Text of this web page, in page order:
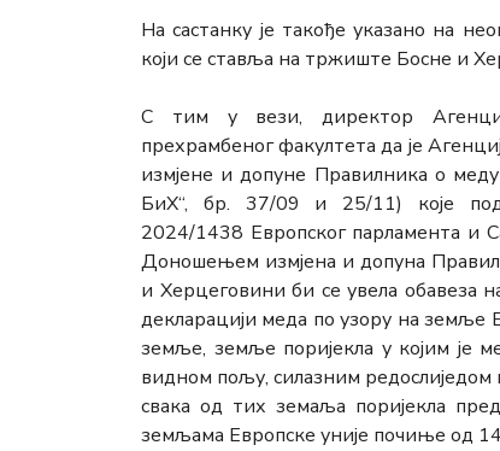
На састанку је такође указано на
који се ставља на тржиште Босне и
С тим у вези, директор
прехрамбеног факултета да је
измјене и допуне Правилника о
БиХ“, бр. 37/09 и 25/11) које
2024/1438 Европског парламента и
Доношењем измјена и допуна
и Херцеговини би се увела обавеза
декларацији меда по узору на земље
земље, земље поријекла у којим је
видном пољу, силазним редослиједом
свака од тих земаља поријекла
земљама Европске уније почиње од